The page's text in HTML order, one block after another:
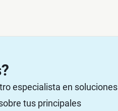
especialista en soluciones
tus principales